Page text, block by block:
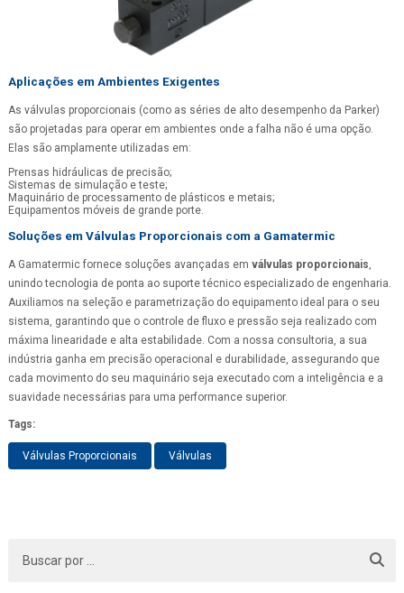
Aplicações em Ambientes Exigentes
As válvulas proporcionais (como as séries de alto desempenho da Parker)
são projetadas para operar em ambientes onde a falha não é uma opção.
Elas são amplamente utilizadas em:
Prensas hidráulicas de precisão;
Sistemas de simulação e teste;
Maquinário de processamento de plásticos e metais;
Equipamentos móveis de grande porte.
Soluções em Válvulas Proporcionais com a Gamatermic
A Gamatermic fornece soluções avançadas em válvulas proporcionais
unindo tecnologia de ponta ao suporte técnico especializado de engenharia.
Auxiliamos na seleção e parametrização do equipamento ideal para o seu
sistema, garantindo que o controle de fluxo e pressão seja realizado com
máxima linearidade e alta estabilidade. Com a nossa consultoria, a sua
indústria ganha em precisão operacional e durabilidade, assegurando que
cada movimento do seu maquinário seja executado com a inteligência e a
suavidade necessárias para uma performance superior.
Tags:
Válvulas Proporcionais Válvulas